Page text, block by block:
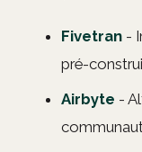
Fivetran -
pré-
Airbyte -